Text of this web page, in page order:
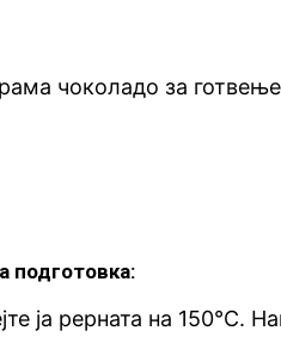
чоколадо за готвење
подготовка:
ја рерната на 150°C.